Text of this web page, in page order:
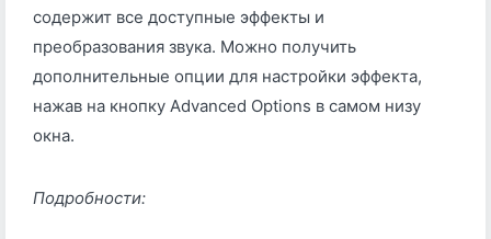
содержит все доступные эффекты и
преобразования звука. Можно получить
дополнительные опции для настройки эффекта,
нажав на кнопку Advanced Options в самом низу
окна.
Подробности: